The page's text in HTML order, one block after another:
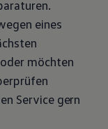
eines
oder möchten
Servicegern